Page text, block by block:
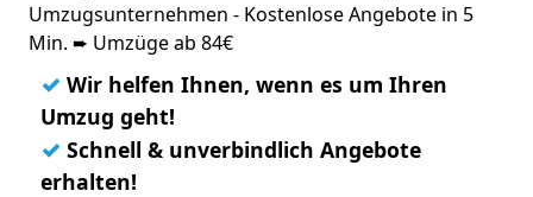
Umzugsunternehmen - Kostenlose Angebote in 5
Min. ➨ Umzüge ab 84€
✓ Wir helfen Ihnen, wenn es um Ihren
Umzug geht!
✓ Schnell & unverbindlich Angebote
erhalten!